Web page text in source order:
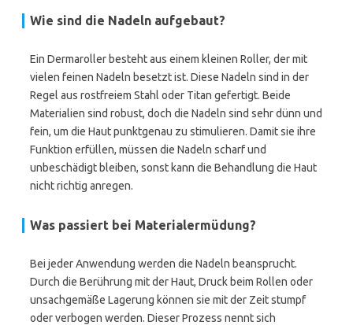
Wie sind die Nadeln aufgebaut?
Ein Dermaroller besteht aus einem kleinen Roller, der mit
vielen feinen Nadeln besetzt ist. Diese Nadeln sind in der
Regel aus rostfreiem Stahl oder Titan gefertigt. Beide
Materialien sind robust, doch die Nadeln sind sehr dünn und
fein, um die Haut punktgenau zu stimulieren. Damit sie ihre
Funktion erfüllen, müssen die Nadeln scharf und
unbeschädigt bleiben, sonst kann die Behandlung die Haut
nicht richtig anregen.
Was passiert bei Materialermüdung?
Bei jeder Anwendung werden die Nadeln beansprucht.
Durch die Berührung mit der Haut, Druck beim Rollen oder
unsachgemäße Lagerung können sie mit der Zeit stumpf
oder verbogen werden. Dieser Prozess nennt sich